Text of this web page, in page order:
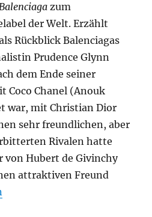
zum
der Welt. Erzählt
Rückblick Balenciagas
Prudence Glynn
dem Ende seiner
Coco Chanel (Anouk
war, mit Christian Dior
sehr freundlichen, aber
Rivalen hatte
von Hubert de Givinchy
attraktiven Freund